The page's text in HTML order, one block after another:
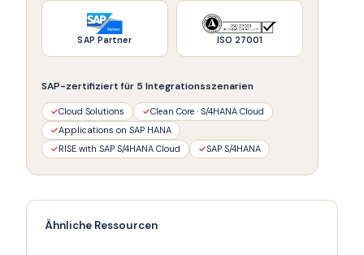
SAP Partner ISO 27001
SAP-zertifiziert für 5 Integrationsszenarien
✓Cloud Solutions ✓Clean Core · S/4HANA Cloud
✓Applications on SAP HANA
✓RISE with SAP S/4HANA Cloud ✓SAP S/4HANA
Ähnliche Ressourcen